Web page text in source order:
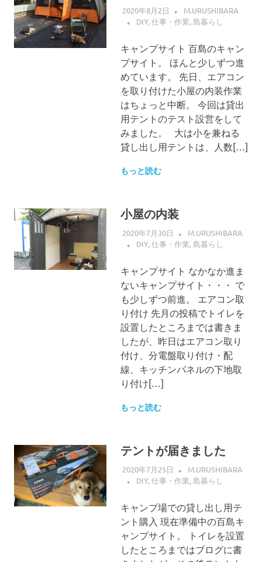
2020年8月2日
M.URUSHIBARA
DIY,仕事・作業,島暮らし
キャンプサイト 百島のキャン
プサイト。 ほんと少しずつ進
めています。 先日、エアコン
を取り付けた小屋の内装作業
はちょっと中断。 今回は貸出
用テントのテスト設営をして
みました。 大は小を兼ねる
貸し出し用テントは、人数[…]
もっと読む
小屋の内装
2020年7月30日
M.URUSHIBARA
DIY,仕事・作業,島暮らし
キャンプサイト なかなか進ま
ないキャンプサイト・・・ で
も少しずつ前進。 エアコン取
り付け 先月の投稿でトイレを
設置したところまでは書きま
したが、昨日はエアコン取り
付け、分電盤取り付け・配
線、キッチンパネルの下地取
り付け[…]
もっと読む
テントが届きました
2020年7月25日
M.URUSHIBARA
DIY,仕事・作業,島暮らし
キャンプ場での貸し出し用テ
ント購入 現在準備中の百島キ
ャンプサイト。 トイレを設置
したところまではブログに書